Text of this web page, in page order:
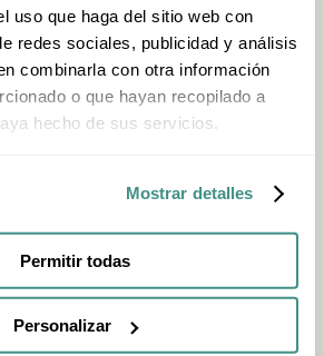
uso que haga del sitio web con
redes sociales, publicidad y análisis
combinarla con otra información
o que hayan recopilado a
hecho de sus servicios.
Mostrar detalles
Permitir todas
Personalizar